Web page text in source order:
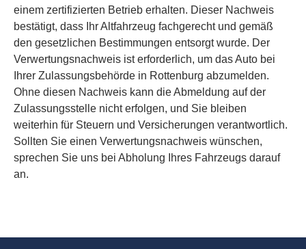
einem zertifizierten Betrieb erhalten. Dieser Nachweis
bestätigt, dass Ihr Altfahrzeug fachgerecht und gemäß
den gesetzlichen Bestimmungen entsorgt wurde. Der
Verwertungsnachweis ist erforderlich, um das Auto bei
Ihrer Zulassungsbehörde in Rottenburg abzumelden.
Ohne diesen Nachweis kann die Abmeldung auf der
Zulassungsstelle nicht erfolgen, und Sie bleiben
weiterhin für Steuern und Versicherungen verantwortlich.
Sollten Sie einen Verwertungsnachweis wünschen,
sprechen Sie uns bei Abholung Ihres Fahrzeugs darauf
an.